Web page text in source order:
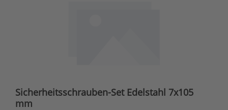
Sicherheitsschrauben-Set Edelstahl 7x105
mm